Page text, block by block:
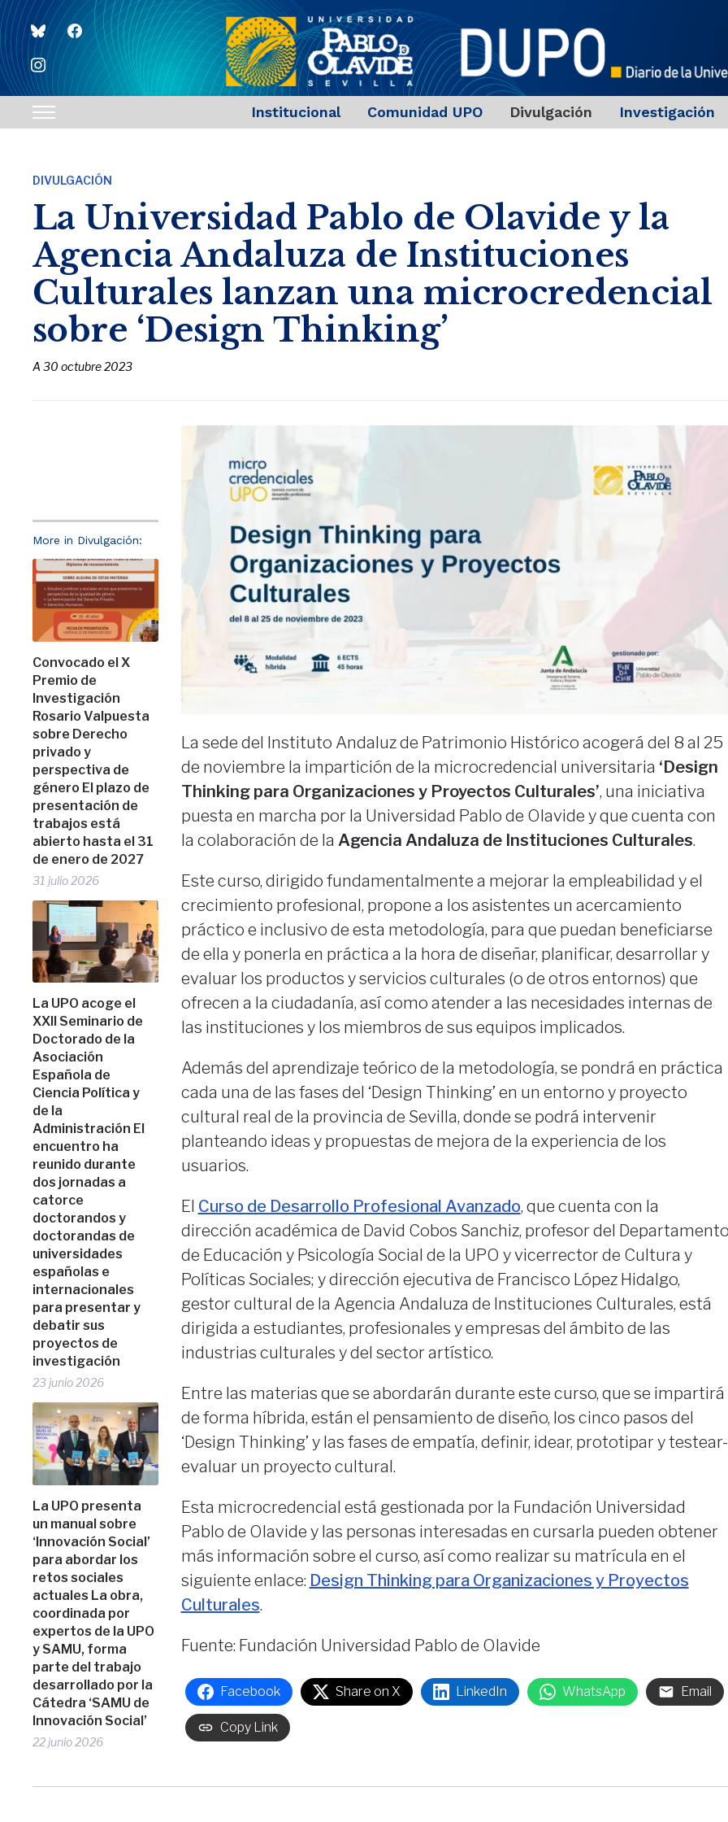
blueskyfacebook
instagram
Toggle
navigation
Institucional Comunidad UPO Divulgación Investigación
DIVULGACIÓN
La Universidad Pablo de Olavide y la
Agencia Andaluza de Instituciones
Culturales lanzan una microcredencial
sobre ‘Design Thinking’
A30 octubre 2023
More in Divulgación:
Convocado el X
Premio de
Investigación
Rosario Valpuesta
sobre Derecho
privado y
perspectiva de
género El plazo de
presentación de
trabajos está
abierto hasta el 31
de enero de 2027
31 julio 2026
La UPO acoge el
XXII Seminario de
Doctorado de la
Asociación
Española de
Ciencia Política y
de la
Administración El
encuentro ha
reunido durante
dos jornadas a
catorce
doctorandos y
doctorandas de
universidades
españolas e
internacionales
para presentar y
debatir sus
proyectos de
investigación
23 junio 2026
La UPO presenta
un manual sobre
‘Innovación Social’
para abordar los
retos sociales
actuales La obra,
coordinada por
expertos de la UPO
y SAMU, forma
parte del trabajo
desarrollado por la
Cátedra ‘SAMU de
Innovación Social’
22 junio 2026
La sede del Instituto Andaluz de Patrimonio Histórico acogerá del 8 al 25
de noviembre la impartición de la microcredencial universitaria ‘Design
Thinking para Organizaciones y Proyectos Culturales’, una iniciativa
puesta en marcha por la Universidad Pablo de Olavide y que cuenta con
la colaboración de la Agencia Andaluza de Instituciones Culturales.
Este curso, dirigido fundamentalmente a mejorar la empleabilidad y el
crecimiento profesional, propone a los asistentes un acercamiento
práctico e inclusivo de esta metodología, para que puedan beneficiarse
de ella y ponerla en práctica a la hora de diseñar, planificar, desarrollar y
evaluar los productos y servicios culturales (o de otros entornos) que
ofrecen a la ciudadanía, así como atender a las necesidades internas de
las instituciones y los miembros de sus equipos implicados.
Además del aprendizaje teórico de la metodología, se pondrá en práctica
cada una de las fases del ‘Design Thinking’ en un entorno y proyecto
cultural real de la provincia de Sevilla, donde se podrá intervenir
planteando ideas y propuestas de mejora de la experiencia de los
usuarios.
El Curso de Desarrollo Profesional Avanzado, que cuenta con la
dirección académica de David Cobos Sanchiz, profesor del
de Educación y Psicología Social de la UPO y vicerrector de Cultura y
Políticas Sociales; y dirección ejecutiva de Francisco López Hidalgo,
gestor cultural de la Agencia Andaluza de Instituciones Culturales, está
dirigida a estudiantes, profesionales y empresas del ámbito de las
industrias culturales y del sector artístico.
Entre las materias que se abordarán durante este curso, que se impartirá
de forma híbrida, están el pensamiento de diseño, los cinco pasos del
‘Design Thinking’ y las fases de empatía, definir, idear, prototipar y testear-
evaluar un proyecto cultural.
Esta microcredencial está gestionada por la Fundación Universidad
Pablo de Olavide y las personas interesadas en cursarla pueden obtener
más información sobre el curso, así como realizar su matrícula en el
siguiente enlace: Design Thinking para Organizaciones y Proyectos
Culturales.
Fuente: Fundación Universidad Pablo de Olavide
Facebook Share on X LinkedIn WhatsApp Email
Copy Link